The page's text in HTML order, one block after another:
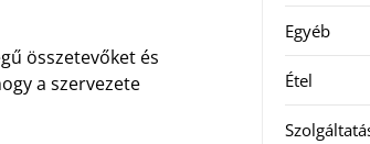
összetevőket és
a szervezete
Egyéb
Étel